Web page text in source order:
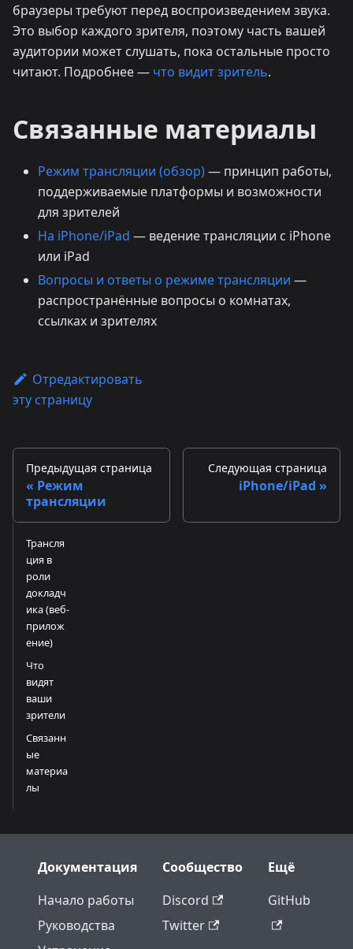
браузеры требуют перед воспроизведением звука.
Это выбор каждого зрителя, поэтому часть вашей
аудитории может слушать, пока остальные просто
читают. Подробнее — что видит зритель.
Связанные материалы
Режим трансляции (обзор)— принцип работы,
поддерживаемые платформы и возможности
для зрителей
На iPhone/iPad — ведение трансляции с iPhone
или iPad
Вопросы и ответы о режиме трансляции —
распространённые вопросы о комнатах,
ссылках и зрителях
Отредактировать
эту страницу
Предыдущая страница
Режим
трансляции
Следующая страница
iPhone/iPad
Трансля
ция в
роли
докладч
ика (веб-
прилож
ение)
Что
видят
ваши
зрители
Связанн
ые
материа
лы
Документация
Начало работы
Руководства
Сообщество
Discord
Twitter
Ещё
GitHub